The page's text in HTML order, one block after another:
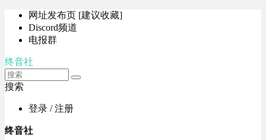
网址发布页 [建议收藏]
Discord频道
电报群
终音社
搜索
登录 / 注册
终音社